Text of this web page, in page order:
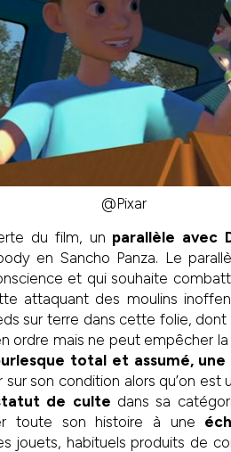
@Pixar
du film, un parallèle avec
en Sancho Panza. Le
et qui souhaite
attaquant des moulins
sur terre dans cette folie, dont
ordre mais ne peut empêcher la
total et assumé, une
son condition alors qu’on
de culte dans sa
toute son histoire à une
jouets, habituels produits de